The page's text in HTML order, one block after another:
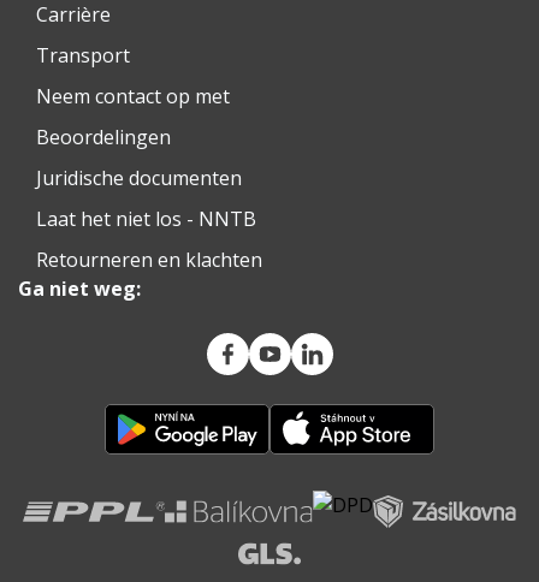
Carrière
Transport
Neem contact op met
Beoordelingen
Juridische documenten
Laat het niet los - NNTB
Retourneren en klachten
Ga niet weg: